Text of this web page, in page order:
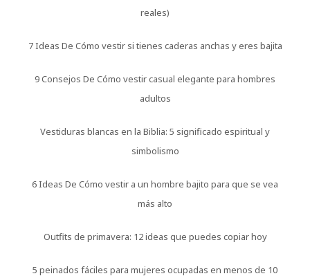
reales)
7 Ideas De Cómo vestir si tienes caderas anchas y eres bajita
9 Consejos De Cómo vestir casual elegante para hombres
adultos
Vestiduras blancas en la Biblia: 5 significado espiritual y
simbolismo
6 Ideas De Cómo vestir a un hombre bajito para que se vea
más alto
Outfits de primavera: 12 ideas que puedes copiar hoy
5 peinados fáciles para mujeres ocupadas en menos de 10